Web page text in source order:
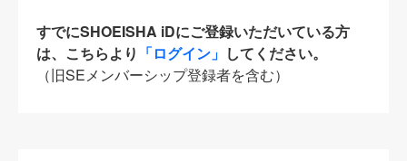
すでにSHOEISHA iDにご登録いただいている方
は、こちらより 「ログイン」 してください。
（旧SEメンバーシップ登録者を含む）